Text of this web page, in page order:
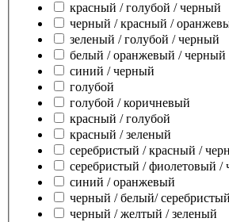
красный / голубой / черный
черный / красный /
зеленый / голубой / черный
белый / оранжевый / черный
синий / черный
голубой
голубой / коричневый
красный / голубой
красный / зеленый
серебристый / красный /
серебристый / фиолетовый /
синий / оранжевый
черный / белый/ серебристый
черный / желтый / зеленый